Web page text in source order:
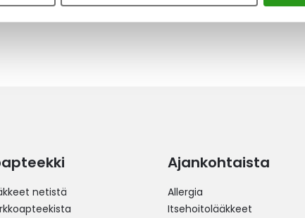
netistä
Ajankohtaista
Allergia
Itsehoitolääkkeet